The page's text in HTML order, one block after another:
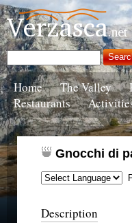
Home The Valley
Restaurants
Gnocchi di
Description